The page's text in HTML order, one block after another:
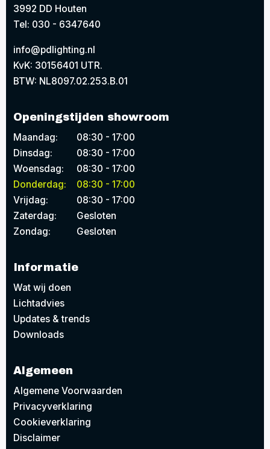
3992 DD Houten
Tel: 030 - 6347640
info@pdlighting.nl
KvK: 30156401 UTR.
BTW: NL8097.02.253.B.01
Openingstijden showroom
Maandag:
08:30 - 17:00
Dinsdag:
08:30 - 17:00
Woensdag:
08:30 - 17:00
Donderdag:
08:30 - 17:00
Vrijdag:
08:30 - 17:00
Zaterdag:
Gesloten
Zondag:
Gesloten
Informatie
Wat wij doen
Lichtadvies
Updates & trends
Downloads
Algemeen
Algemene Voorwaarden
Privacyverklaring
Cookieverklaring
Disclaimer